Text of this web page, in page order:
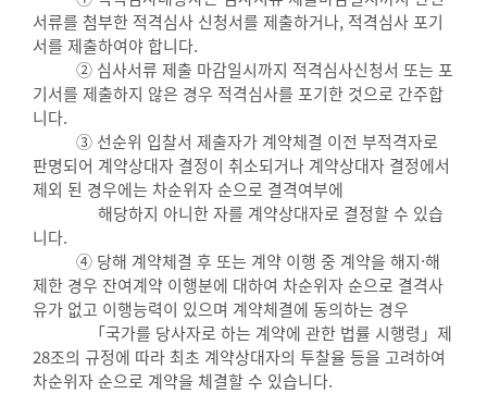
서류를 첨부한 적격심사 신청서를 제출하거나, 적격심사 포기
서를 제출하여야 합니다.
② 심사서류 제출 마감일시까지 적격심사신청서 또는 포
기서를 제출하지 않은 경우 적격심사를 포기한 것으로 간주합
니다.
③ 선순위 입찰서 제출자가 계약체결 이전 부적격자로
판명되어 계약상대자 결정이 취소되거나 계약상대자 결정에서
제외 된 경우에는 차순위자 순으로 결격여부에
해당하지 아니한 자를 계약상대자로 결정할 수 있습
니다.
④ 당해 계약체결 후 또는 계약 이행 중 계약을 해지·해
제한 경우 잔여계약 이행분에 대하여 차순위자 순으로 결격사
유가 없고 이행능력이 있으며 계약체결에 동의하는 경우
「국가를 당사자로 하는 계약에 관한 법률 시행령」제
28조의 규정에 따라 최초 계약상대자의 투찰율 등을 고려하여
차순위자 순으로 계약을 체결할 수 있습니다.